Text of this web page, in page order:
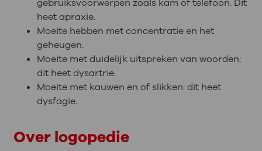
gebruiksvoorwerpen zoals kam of telefoon. Dit
heet apraxie.
Moeite hebben met concentratie en het
geheugen.
Moeite met duidelijk uitspreken van woorden:
dit heet dysartrie.
Moeite met kauwen en of slikken: dit heet
dysfagie.
Over logopedie